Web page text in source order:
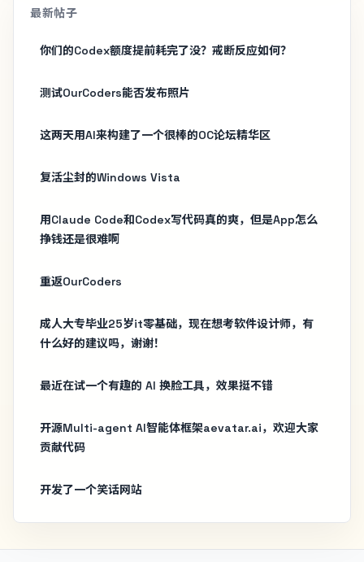
最新帖子
你们的Codex额度提前耗完了没？戒断反应如何？
测试OurCoders能否发布照片
这两天用AI来构建了一个很棒的OC论坛精华区
复活尘封的Windows Vista
用Claude Code和Codex写代码真的爽，但是App怎么
挣钱还是很难啊
重返OurCoders
成人大专毕业25岁it零基础，现在想考软件设计师，有
什么好的建议吗，谢谢！
最近在试一个有趣的 AI 换脸工具，效果挺不错
开源Multi-agent AI智能体框架aevatar.ai，欢迎大家
贡献代码
开发了一个笑话网站